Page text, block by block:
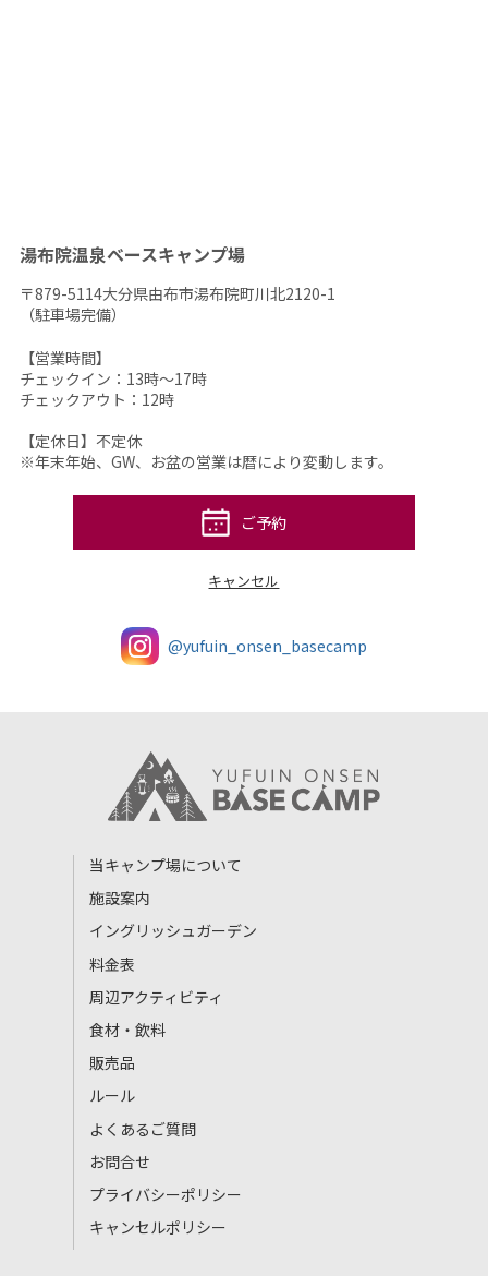
湯布院温泉ベースキャンプ場
〒879-5114大分県由布市湯布院町川北2120-1
（駐車場完備）
【営業時間】
チェックイン：13時～17時
チェックアウト：12時
【定休日】不定休
※年末年始、GW、お盆の営業は暦により変動します。
ご予約
キャンセル
@yufuin_onsen_basecamp
当キャンプ場について
施設案内
イングリッシュガーデン
料金表
周辺アクティビティ
食材・飲料
販売品
ルール
よくあるご質問
お問合せ
プライバシーポリシー
キャンセルポリシー